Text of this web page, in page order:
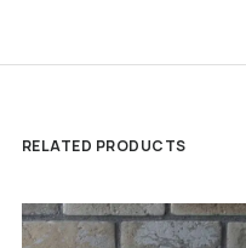
RELATED PRODUCTS